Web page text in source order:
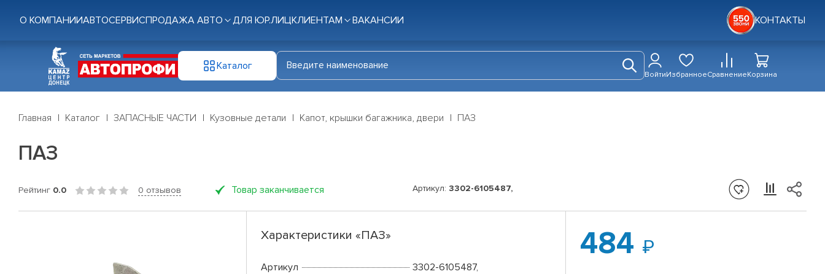
О КОМПАНИИАВТОСЕРВИСПРОДАЖА АВТО ДЛЯ ЮР.ЛИЦКЛИЕНТАМ ВАКАНСИИ КОНТАКТЫ
Каталог
ВойтиИзбранноеСравнениеКорзина
Главная Каталог ЗАПАСНЫЕ ЧАСТИ Кузовные детали Капот, крышки багажника, двери ПАЗ
ПАЗ
Рейтинг 0.0 0 отзывов Товар заканчивается Артикул: 3302-6105487,
Характеристики «ПАЗ»
Артикул
3302-6105487,
484